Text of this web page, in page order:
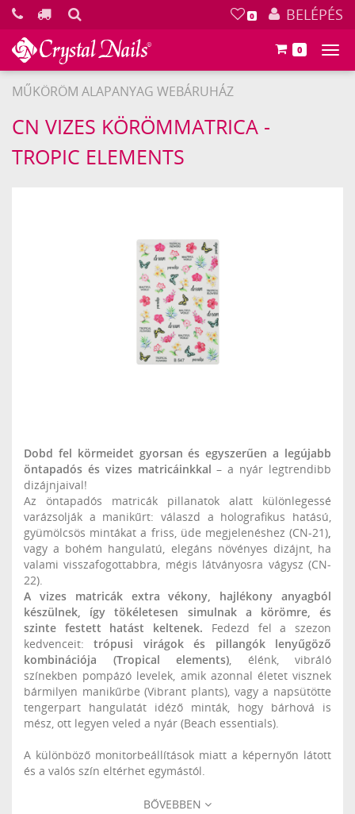
0 BELÉPÉS
0
MŰKÖRÖM ALAPANYAG WEBÁRUHÁZ
Crystal
Nails
CN VIZES KÖRÖMMATRICA -
TROPIC ELEMENTS
Dobd fel körmeidet gyorsan és egyszerűen a legújabb
öntapadós és vizes matricáinkkal – a nyár legtrendibb
dizájnjaival!
Az öntapadós matricák pillanatok alatt különlegessé
varázsolják a manikűrt: válaszd a holografikus hatású,
gyümölcsös mintákat a friss, üde megjelenéshez (CN-21),
vagy a bohém hangulatú, elegáns növényes dizájnt, ha
valami visszafogottabbra, mégis látványosra vágysz (CN-
22).
A vizes matricák extra vékony, hajlékony anyagból
készülnek, így tökéletesen simulnak a körömre, és
szinte festett hatást keltenek. Fedezd fel a szezon
kedvenceit:trópusi virágok és pillangók lenyűgöző
kombinációja (Tropical elements), élénk, vibráló
színekben pompázó levelek, amik azonnal életet visznek
bármilyen manikűrbe (Vibrant plants), vagy a napsütötte
tengerpart hangulatát idéző minták, hogy bárhová is
mész, ott legyen veled a nyár (Beach essentials).
A különböző monitorbeállítások miatt a képernyőn látott
és a valós szín eltérhet egymástól.
BŐVEBBEN